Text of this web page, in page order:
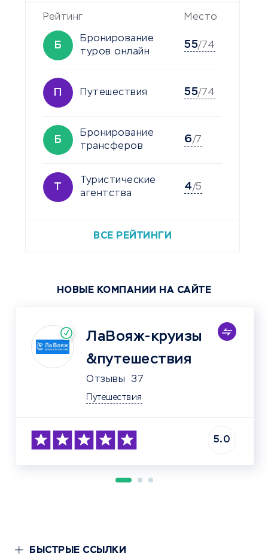
Рейтинг Место
Б
Бронирование
туров онлайн
55/74
П Путешествия 55/74
Б
Бронирование
трансферов
6/7
Т
Туристические
агентства
4/5
ВСЕ РЕЙТИНГИ
НОВЫЕ КОМПАНИИ НА САЙТЕ
ЛаВояж-круизы
&путешествия
Отзывы 37
Путешествия
5.0
БЫСТРЫЕ ССЫЛКИ